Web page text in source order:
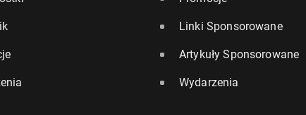
Linki Sponsorowane
Artykuły Sponsorowane
Wydarzenia